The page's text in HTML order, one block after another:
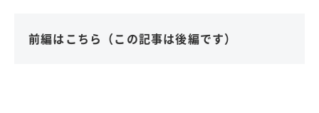
前編はこちら（この記事は後編です）